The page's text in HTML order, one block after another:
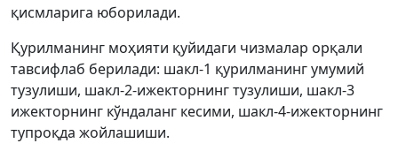
қисмларига юборилади.
Қурилманинг моҳияти қуйидаги чизмалар орқали
тавсифлаб берилади: шакл-1 қурилманинг умумий
тузулиши, шакл-2-ижекторнинг тузулиши, шакл-3
ижекторнинг кўндаланг кесими, шакл-4-ижекторнинг
тупроқда жойлашиши.